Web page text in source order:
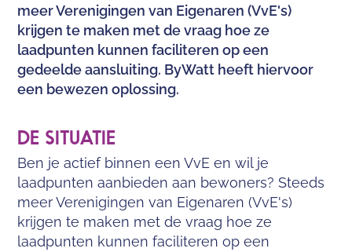
meer Verenigingen van Eigenaren (VvE's)
krijgen te maken met de vraag hoe ze
laadpunten kunnen faciliteren op een
gedeelde aansluiting. ByWatt heeft hiervoor
een bewezen oplossing.
DE SITUATIE
Ben je actief binnen een VvE en wil je
laadpunten aanbieden aan bewoners? Steeds
meer Verenigingen van Eigenaren (VvE's)
krijgen te maken met de vraag hoe ze
laadpunten kunnen faciliteren op een